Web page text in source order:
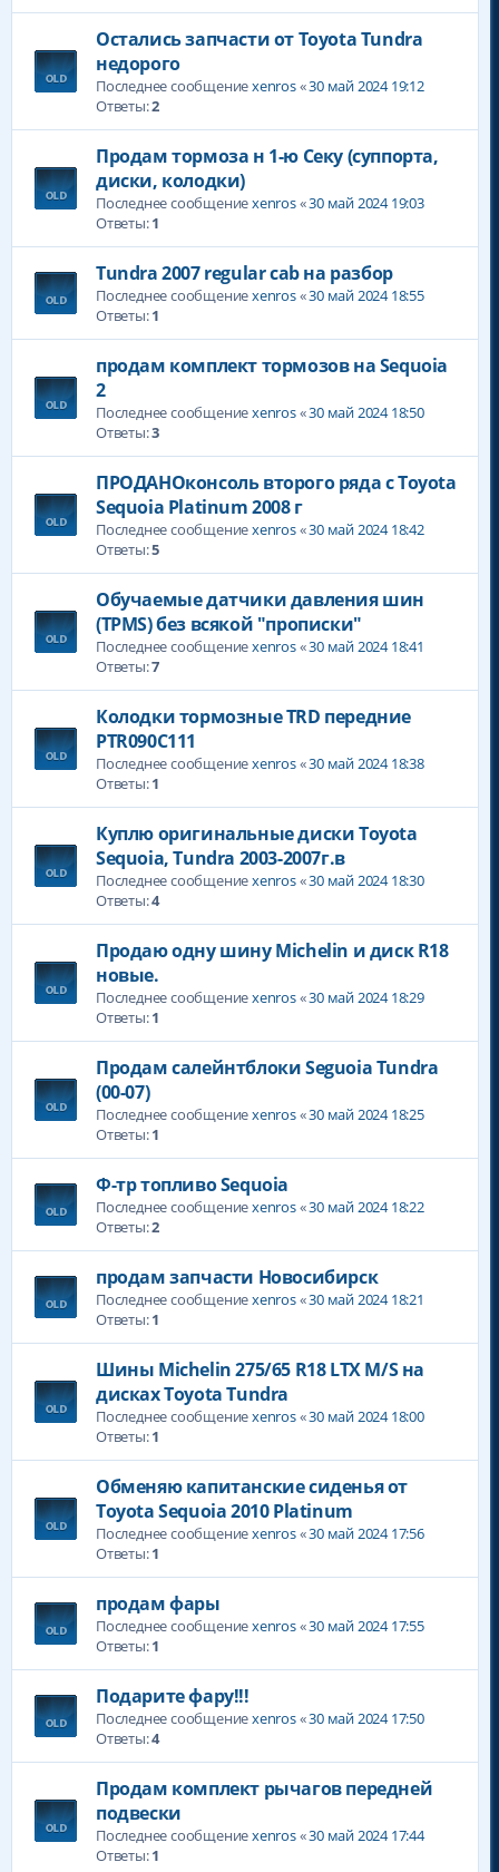
Остались запчасти от Toyota Tundra
недорого
Последнее сообщениеxenros«30 май 2024 19:12
Ответы:2
Продам тормоза н 1-ю Секу (суппорта,
диски, колодки)
Последнее сообщениеxenros«30 май 2024 19:03
Ответы:1
Tundra 2007 regular cab на разбор
Последнее сообщениеxenros«30 май 2024 18:55
Ответы:1
продам комплект тормозов на Sequoia
2
Последнее сообщениеxenros«30 май 2024 18:50
Ответы:3
ПРОДАНОконсоль второго ряда с Toyota
Sequoia Platinum 2008 г
Последнее сообщениеxenros«30 май 2024 18:42
Ответы:5
Обучаемые датчики давления шин
(TPMS) без всякой "прописки"
Последнее сообщениеxenros«30 май 2024 18:41
Ответы:7
Колодки тормозные TRD передние
PTR090C111
Последнее сообщениеxenros«30 май 2024 18:38
Ответы:1
Куплю оригинальные диски Toyota
Sequoia, Tundra 2003-2007г.в
Последнее сообщениеxenros«30 май 2024 18:30
Ответы:4
Продаю одну шину Michelin и диск R18
новые.
Последнее сообщениеxenros«30 май 2024 18:29
Ответы:1
Продам салейнтблоки Seguoia Tundra
(00-07)
Последнее сообщениеxenros«30 май 2024 18:25
Ответы:1
Ф-тр топливо Sequoia
Последнее сообщениеxenros«30 май 2024 18:22
Ответы:2
продам запчасти Новосибирск
Последнее сообщениеxenros«30 май 2024 18:21
Ответы:1
Шины Michelin 275/65 R18 LTX M/S на
дисках Toyota Tundra
Последнее сообщениеxenros«30 май 2024 18:00
Ответы:1
Обменяю капитанские сиденья от
Toyota Sequoia 2010 Platinum
Последнее сообщениеxenros«30 май 2024 17:56
Ответы:1
продам фары
Последнее сообщениеxenros«30 май 2024 17:55
Ответы:1
Подарите фару!!!
Последнее сообщениеxenros«30 май 2024 17:50
Ответы:4
Продам комплект рычагов передней
подвески
Последнее сообщениеxenros«30 май 2024 17:44
Ответы:1